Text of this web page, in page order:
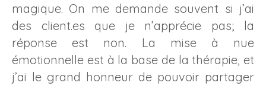
magique. On me demande souvent si j’ai
des client.es que je n’apprécie pas; la
réponse est non. La mise à nue
émotionnelle est à la base de la thérapie, et
j’ai le grand honneur de pouvoir partager